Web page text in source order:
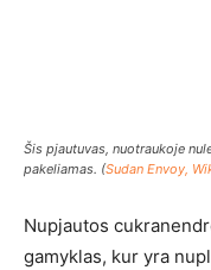
Šis pjautuvas, nuotraukoje
pakeliamas. (Sudan Envoy,
Nupjautos
gamyklas, kur yra